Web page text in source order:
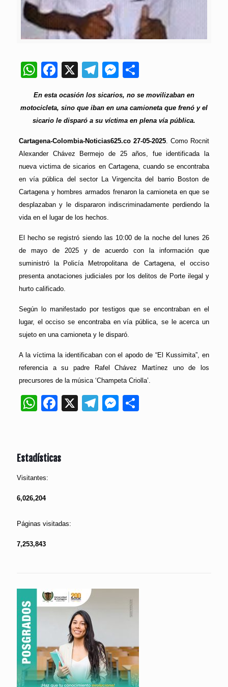
WhatsApp
Facebook
X Telegram
Messenger
En esta ocasión los sicarios, no se movilizaban en
motocicleta, sino que iban en una camioneta que frenó y el
sicario le disparó a su víctima en plena vía pública.
Cartagena-Colombia-Noticias625.co 27-05-2025. Como Rocnit
Alexander Chávez Bermejo de 25 años, fue identificada la
nueva victima de sicarios en Cartagena, cuando se encontraba
en vía pública del sector La Virgencita del barrio Boston de
Cartagena y hombres armados frenaron la camioneta en que se
desplazaban y le dispararon indiscriminadamente perdiendo la
vida en el lugar de los hechos.
El hecho se registró siendo las 10:00 de la noche del lunes 26
de mayo de 2025 y de acuerdo con la información que
suministró la Policía Metropolitana de Cartagena, el occiso
presenta anotaciones judiciales por los delitos de Porte ilegal y
hurto calificado.
Según lo manifestado por testigos que se encontraban en el
lugar, el occiso se encontraba en vía pública, se le acerca un
sujeto en una camioneta y le disparó.
A la víctima la identificaban con el apodo de “El Kussimita”, en
referencia a su padre Rafel Chávez Martínez uno de los
precursores de la música ‘Champeta Criolla’.
WhatsApp
Facebook
X Telegram
Messenger
Estadísticas
Visitantes:
6,026,204
Páginas visitadas:
7,253,843